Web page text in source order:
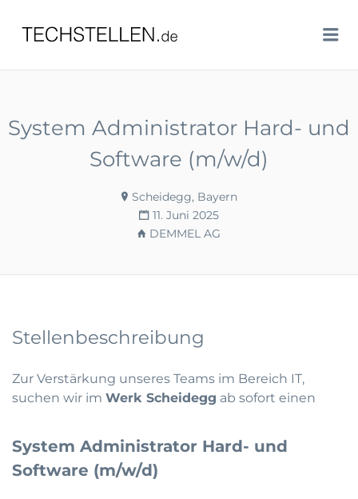
TECHSTELLEN.DE
System Administrator Hard- und
Software (m/w/d)
Scheidegg, Bayern
11. Juni 2025
DEMMEL AG
Stellenbeschreibung
Zur Verstärkung unseres Teams im Bereich IT,
suchen wir im Werk Scheidegg ab sofort einen
System Administrator Hard- und
Software (m/w/d)